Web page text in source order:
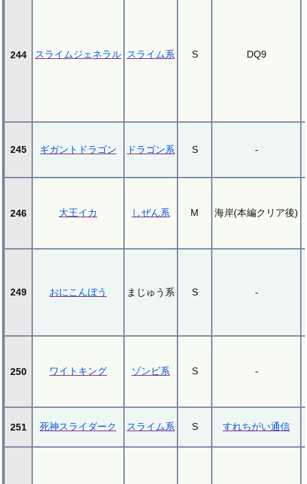
244 スライムジェネラル スライム系 S DQ9
245 ギガントドラゴン ドラゴン系 S -
246 大王イカ しぜん系 M 海岸(本編クリア後)
249 おにこんぼう まじゅう系 S -
250 ワイトキング ゾンビ系 S -
251 死神スライダーク スライム系 S すれちがい通信